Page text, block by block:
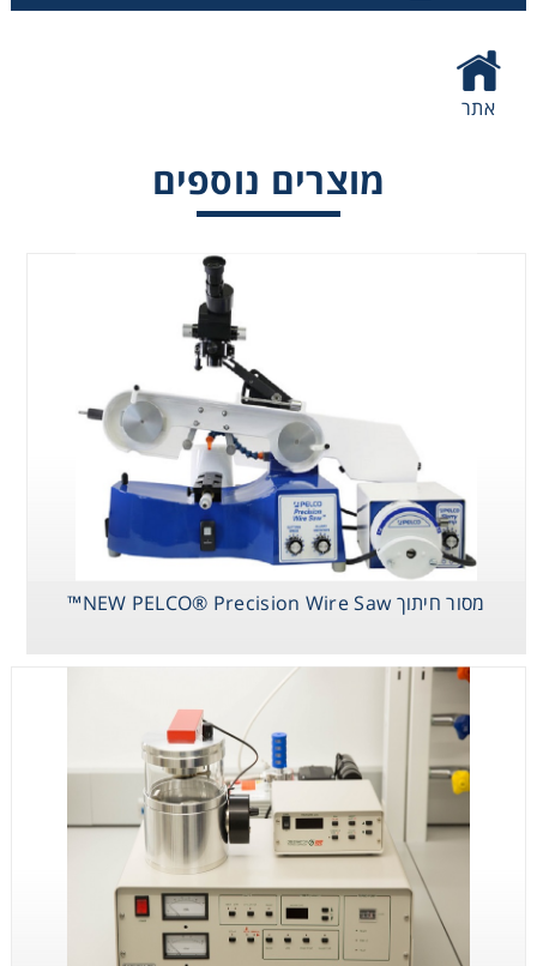
אתר
מוצרים נוספים
מסור חיתוך NEW PELCO® Precision Wire Saw™
PELCO®
Precision Wire
Saw™
208HR High
Resolution
Sputter Coater-
208HR ברזולוציה
גבוהה ציפוי ריסוס
מסור מהיר
גבוהה
תא PELCO®
UVC3 Cryo